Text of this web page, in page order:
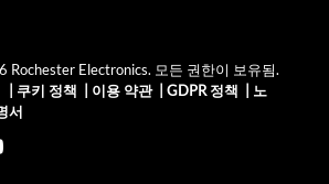
Rochester Electronics. 모든 권한이 보유됨.
쿠키 정책 이용 약관| GDPR 정책
노
서